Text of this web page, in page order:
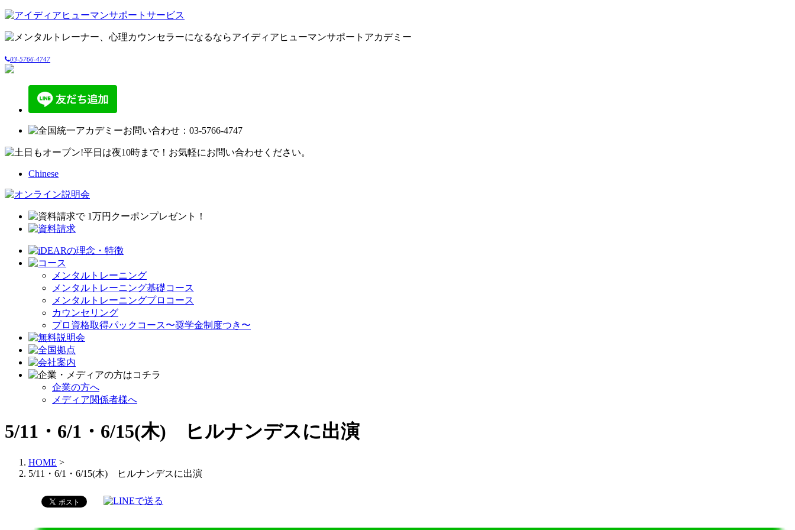
03-5766-4747
Chinese
メンタルトレーニング
メンタルトレーニング基礎コース
メンタルトレーニングプロコース
カウンセリング
プロ資格取得パックコース〜奨学金制度つき〜
企業の方へ
メディア関係者様へ
5/11・6/1・6/15(木) ヒルナンデスに出演
HOME >
5/11・6/1・6/15(木) ヒルナンデスに出演